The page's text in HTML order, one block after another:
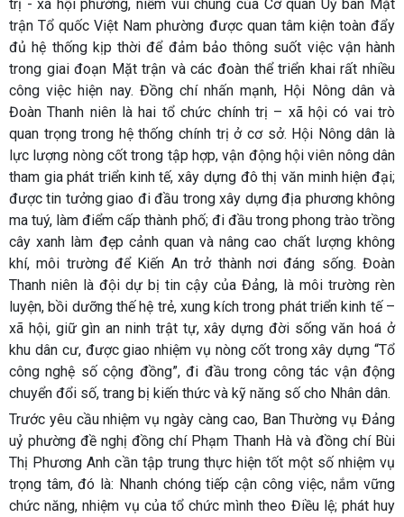
trị - xã hội phường, niềm vui chung của Cơ quan Uỷ ban Mặt
trận Tổ quốc Việt Nam phường được quan tâm kiện toàn đẩy
đủ hệ thống kịp thời để đảm bảo thông suốt việc vận hành
trong giai đoạn Mặt trận và các đoàn thể triển khai rất nhiều
công việc hiện nay. Đồng chí nhấn mạnh, Hội Nông dân và
Đoàn Thanh niên là hai tổ chức chính trị – xã hội có vai trò
quan trọng trong hệ thống chính trị ở cơ sở. Hội Nông dân là
lực lượng nòng cốt trong tập hợp, vận động hội viên nông dân
tham gia phát triển kinh tế, xây dựng đô thị văn minh hiện đại;
được tin tưởng giao đi đầu trong xây dựng địa phương không
ma tuý, làm điểm cấp thành phố; đi đầu trong phong trào trồng
cây xanh làm đẹp cảnh quan và nâng cao chất lượng không
khí, môi trường để Kiến An trở thành nơi đáng sống. Đoàn
Thanh niên là đội dự bị tin cậy của Đảng, là môi trường rèn
luyện, bồi dưỡng thế hệ trẻ, xung kích trong phát triển kinh tế –
xã hội, giữ gìn an ninh trật tự, xây dựng đời sống văn hoá ở
khu dân cư, được giao nhiệm vụ nòng cốt trong xây dựng “Tổ
công nghệ số cộng đồng”, đi đầu trong công tác vận động
chuyển đổi số, trang bị kiến thức và kỹ năng số cho Nhân dân.
Trước yêu cầu nhiệm vụ ngày càng cao, Ban Thường vụ Đảng
uỷ phường đề nghị đồng chí Phạm Thanh Hà và đồng chí Bùi
Thị Phương Anh cần tập trung thực hiện tốt một số nhiệm vụ
trọng tâm, đó là: Nhanh chóng tiếp cận công việc, nắm vững
chức năng, nhiệm vụ của tổ chức mình theo Điều lệ; phát huy